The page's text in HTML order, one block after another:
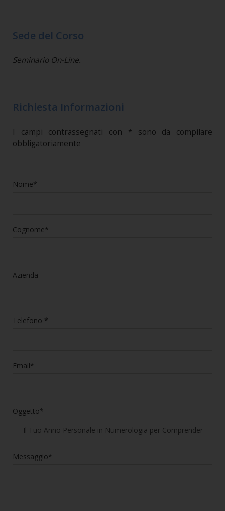
Sede del Corso
Seminario On-Line.
Richiesta Informazioni
I campi contrassegnati con * sono da compilare
obbligatoriamente
Nome*
Cognome*
Azienda
Telefono *
Email*
Oggetto*
Messaggio*